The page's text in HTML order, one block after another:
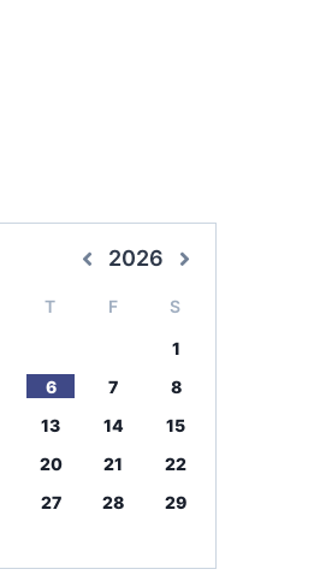
2026
T F S
1
6 7
8
13 14
15
20 21
22
27 28
29